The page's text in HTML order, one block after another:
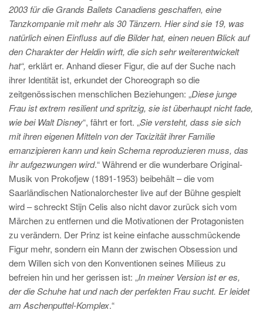
2003 für die Grands Ballets Canadiens geschaffen, eine
Tanzkompanie mit mehr als 30 Tänzern. Hier sind sie 19, was
natürlich einen Einfluss auf die Bilder hat, einen neuen Blick auf
den Charakter der Heldin wirft, die sich sehr weiterentwickelt
hat“, erklärt er. Anhand dieser Figur, die auf der Suche nach
ihrer Identität ist, erkundet der Choreograph so die
zeitgenössischen menschlichen Beziehungen: „Diese junge
Frau ist extrem resilient und spritzig, sie ist überhaupt nicht fade,
wie bei Walt Disney“, fährt er fort. „Sie versteht, dass sie sich
mit ihren eigenen Mitteln von der Toxizität ihrer Familie
emanzipieren kann und kein Schema reproduzieren muss, das
ihr aufgezwungen wird.“ Während er die wunderbare Original-
Musik von Prokofjew (1891-1953) beibehält – die vom
Saarländischen Nationalorchester live auf der Bühne gespielt
wird – schreckt Stijn Celis also nicht davor zurück sich vom
Märchen zu entfernen und die Motivationen der Protagonisten
zu verändern. Der Prinz ist keine einfache ausschmückende
Figur mehr, sondern ein Mann der zwischen Obsession und
dem Willen sich von den Konventionen seines Milieus zu
befreien hin und her gerissen ist: „In meiner Version ist er es,
der die Schuhe hat und nach der perfekten Frau sucht. Er leidet
am Aschenputtel-Komplex.“